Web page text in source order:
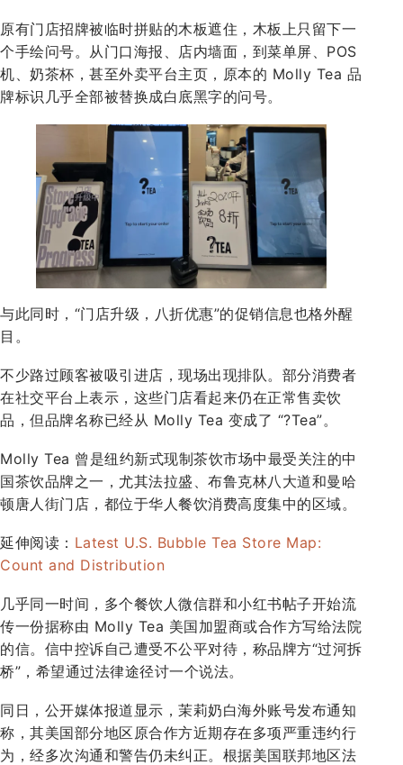
原有门店招牌被临时拼贴的木板遮住，木板上只留下一
个手绘问号。从门口海报、店内墙面，到菜单屏、POS
机、奶茶杯，甚至外卖平台主页，原本的 Molly Tea 品
牌标识几乎全部被替换成白底黑字的问号。
与此同时，“门店升级，八折优惠”的促销信息也格外醒
目。
不少路过顾客被吸引进店，现场出现排队。部分消费者
在社交平台上表示，这些门店看起来仍在正常售卖饮
品，但品牌名称已经从 Molly Tea 变成了 “?Tea”。
Molly Tea 曾是纽约新式现制茶饮市场中最受关注的中
国茶饮品牌之一，尤其法拉盛、布鲁克林八大道和曼哈
顿唐人街门店，都位于华人餐饮消费高度集中的区域。
延伸阅读： Latest U.S. Bubble Tea Store Map:
Count and Distribution
几乎同一时间，多个餐饮人微信群和小红书帖子开始流
传一份据称由 Molly Tea 美国加盟商或合作方写给法院
的信。信中控诉自己遭受不公平对待，称品牌方“过河拆
桥”，希望通过法律途径讨一个说法。
同日，公开媒体报道显示，茉莉奶白海外账号发布通知
称，其美国部分地区原合作方近期存在多项严重违约行
为，经多次沟通和警告仍未纠正。根据美国联邦地区法